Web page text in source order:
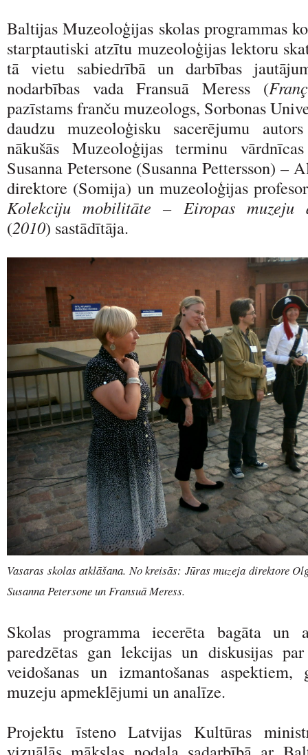
Baltijas Muzeoloģijas skolas programmas
starptautiski atzītu muzeoloģijas lektoru
tā vietu sabiedrībā un darbības
nodarbības vada Fransuā Meress (
pazīstams franču muzeologs, Sorbonas
daudzu muzeoloģisku sacerējumu
nākušās Muzeoloģijas terminu
Susanna Petersone (Susanna Pettersson) –
direktore (Somija) un muzeoloģijas
Kolekciju mobilitāte – Eiropas muzeju
(2010) sastādītāja.
Vasaras skolas atklāšana. No kreisās: Jūras muzeja direktore
Susanna Petersone un Fransuā Meress.
Skolas programma iecerēta bagāta un
paredzētas gan lekcijas un diskusijas
veidošanas un izmantošanas
muzeju apmeklējumi un analīze.
Projektu īsteno Latvijas Kultūras